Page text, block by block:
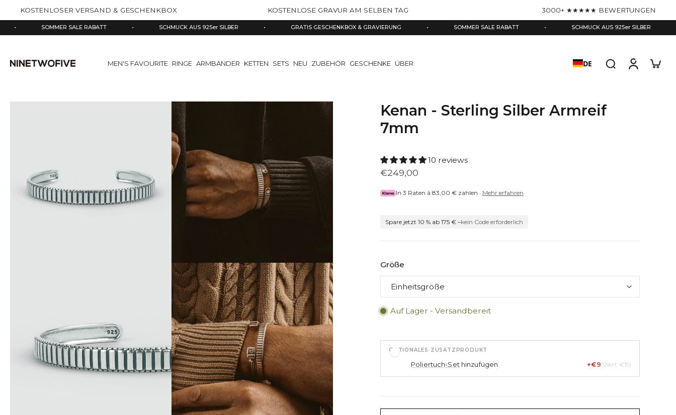
KOSTENLOSER VERSAND & GESCHENKBOX KOSTENLOSE GRAVUR AM SELBEN TAG 3000+ ★★★★★ BEWERTUNGEN
SOMMER SALE RABATT • SCHMUCK AUS 925er SILBER • GRATIS GESCHENKBOX & GRAVIERUNG • SOMMER SALE RABATT • SCHMUCK AUS 925er SILBER •
DE
MEN'S FAVOURITE RINGE ARMBÄNDER KETTEN SETS NEU ZUBEHÖR GESCHENKE ÜBER
Kenan - Sterling Silber Armreif
7mm
10 reviews
€249,00
In 3 Raten à 83,00 €zahlen · Mehr erfahren
Spare jetzt 10 % ab 175 € –kein Code erforderlich
Größe
Auf Lager - Versandbereit
OPTIONALES ZUSATZPRODUKT
Poliertuch-Set hinzufügen +€9(Wert: €15)